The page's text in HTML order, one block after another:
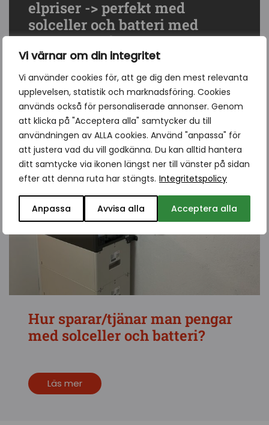
Vi värnar om din integritet
Vi använder cookies för, att ge dig den mest relevanta
upplevelsen, statistik och marknadsföring. Cookies
används också för personaliserade annonser. Genom
att klicka på "Acceptera alla" samtycker du till
användningen av ALLA cookies. Använd "anpassa" för
att justera vad du vill godkänna. Du kan alltid hantera
ditt samtycke via ikonen längst ner till vänster på sidan
efter att denna ruta har stängts. Integritetspolicy
Anpassa Avvisa alla Acceptera alla
elpriser -> perfekt med
solceller och batteri med
smart styrning
Läs mer
Hur sparar/tjänar man pengar
med solceller och batteri?
Läs mer